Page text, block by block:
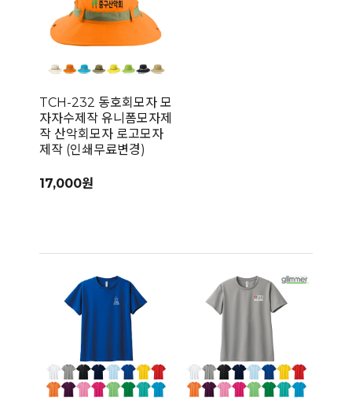
TCH-232 동호회모자 모
자자수제작 유니폼모자제
작 산악회모자 로고모자
제작 (인쇄무료변경)
17,000원